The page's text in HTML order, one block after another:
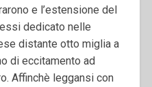
e l’estensione del
dedicato nelle
distante otto miglia a
di eccitamento ad
Affinchè leggansi con